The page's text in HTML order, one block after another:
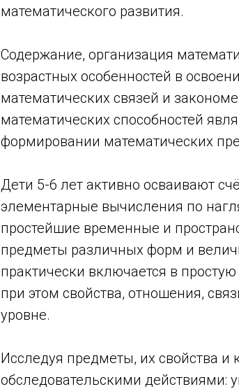
математического развития.
Содержание, организация
возрастных особенностей в
математических связей и
математических способностей
формировании математических
Дети 5-6 лет активно осваивают
элементарные вычисления по
простейшие временные и
предметы различных форм и
практически включается в
при этом свойства, отношения,
уровне.
Исследуя предметы, их свойства и
обследовательскими действиями: